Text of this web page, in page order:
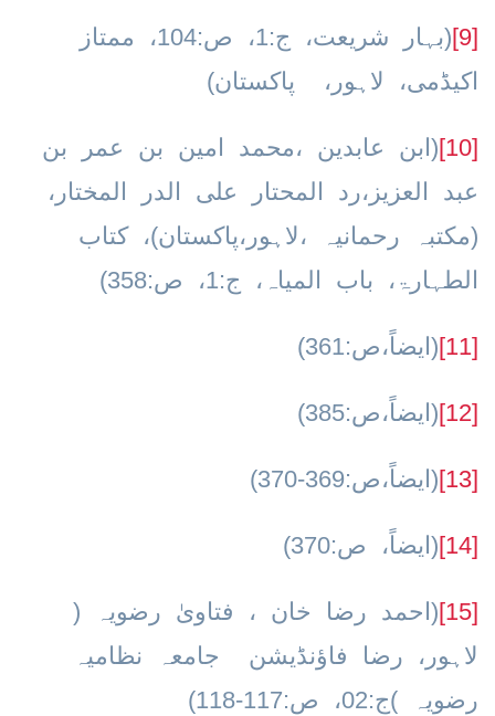
[9]
(بہار شریعت، ج:1، ص:104، ممتاز
اکیڈمی، لاہور، پاکستان)
[10]
(ابن عابدين ،محمد امين بن عمر بن
عبد العزيز،رد المحتار على الدر المختار،
(مکتبہ رحمانیہ ،لاہور،پاکستان)، کتاب
الطہارۃ، باب المیاہ، ج:1، ص:358)
[11] (ایضاً،ص:361)
[12] (ایضاً،ص:385)
[13] (ایضاً،ص:369-370)
[14] (ایضاً، ص:370)
[15]
(احمد رضا خان ، فتاویٰ رضویہ (
لاہور، رضا فاؤنڈیشن جامعہ نظامیہ
رضویہ )ج:02، ص:117-118)